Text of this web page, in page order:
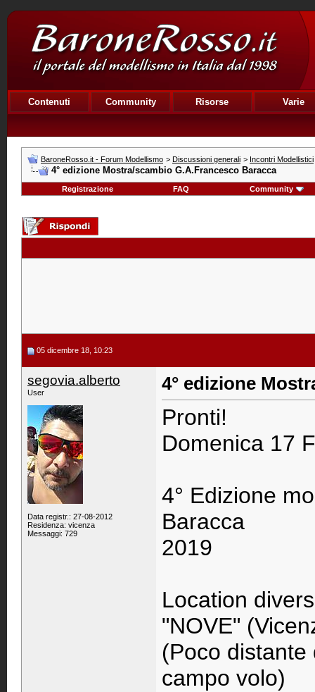
Contenuti Community Risorse Varie
BaroneRosso.it - Forum Modellismo > Discussioni generali > Incontri Modellistici
4° edizione Mostra/scambio G.A.Francesco Baracca
Registrazione FAQ Community
05 dicembre 18, 10:23
segovia.alberto
User
Data registr.: 27-08-2012
Residenza: vicenza
Messaggi: 729
4° edizione
Pronti!
Domenica 17
4° Edizione
Baracca
2019
Location
"NOVE"
(Poco
campo volo)